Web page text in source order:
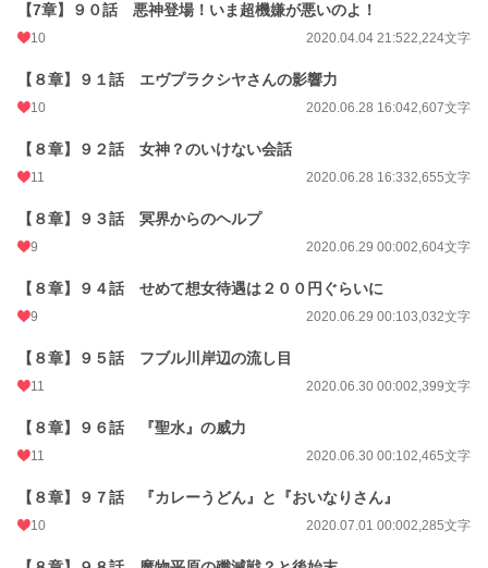
【7章】９０話 悪神登場！いま超機嫌が悪いのよ！
10 2020.04.04 21:522,224文字
【８章】９１話 エヴプラクシヤさんの影響力
10 2020.06.28 16:042,607文字
【８章】９２話 女神？のいけない会話
11 2020.06.28 16:332,655文字
【８章】９３話 冥界からのヘルプ
9 2020.06.29 00:002,604文字
【８章】９４話 せめて想女待遇は２００円ぐらいに
9 2020.06.29 00:103,032文字
【８章】９５話 フブル川岸辺の流し目
11 2020.06.30 00:002,399文字
【８章】９６話 『聖水』の威力
11 2020.06.30 00:102,465文字
【８章】９７話 『カレーうどん』と『おいなりさん』
10 2020.07.01 00:002,285文字